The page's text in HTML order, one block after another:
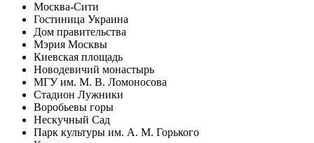
Москва-Сити
Гостиница Украина
Дом правительства
Мэрия Москвы
Киевская площадь
Новодевичий монастырь
МГУ им. М. В. Ломоносова
Стадион Лужники
Воробьевы горы
Нескучный Сад
Парк культуры им. А. М. Горького